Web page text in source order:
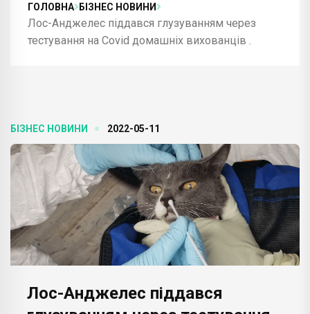
ГОЛОВНА БІЗНЕС НОВИНИ
Лос-Анджелес піддався глузуванням через
тестування на Covid домашніх вихованців .
БІЗНЕС НОВИНИ 2022-05-11
Лос-Анджелес піддався